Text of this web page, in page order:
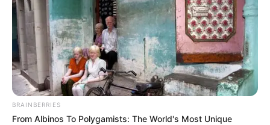
BRAINBERRIES
From Albinos To Polygamists: The World's Most Unique